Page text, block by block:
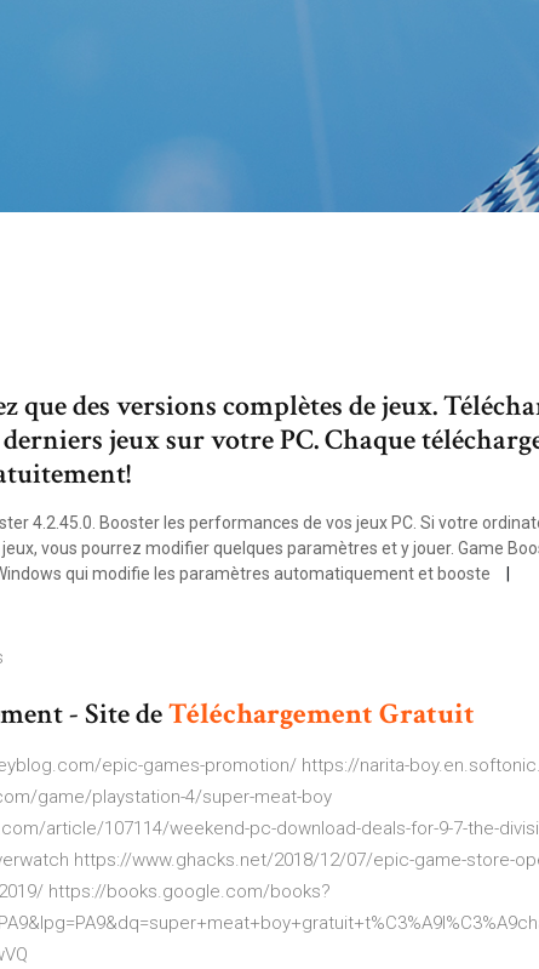
que des versions complètes de jeux.
jeux sur votre PC. Chaque
4.2.45.0. Booster les performances de vos jeux PC. Si votre
vous pourrez modifier quelques paramètres et y jouer. Game
qui modifie les paramètres automatiquement et booste
- Site deTéléchargementGratuit
epic-games-promotion/ https://narita-
game/playstation-4/super-meat-boy
article/107114/weekend-pc-download-deals-for-9-7-the-
https://www.ghacks.net/2018/12/07/epic-game-store-
https://books.google.com/books?